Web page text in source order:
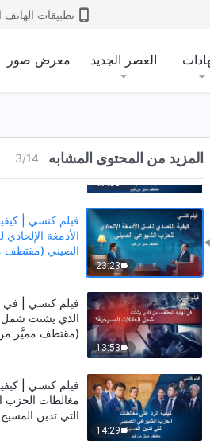
تطبيقات
العصر الجديد معرض صور
المزيد من المحتوى المشابه 3/14
فيلم كنسي |
الشيوعي الصيني
17:38
فيلم كنسي |
الحزب الشيوعي
للمسيح (مقتطف
23:23
فيلم كنسي |
الأدمغة
الصيني (مقتطف
13:53
فيلم كنسي | في
الذي يشتت شمل
(مقتطف مميَّز
14:29
فيلم كنسي |
مغالطات الحزب
التي تدين